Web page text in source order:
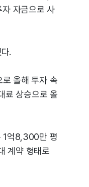
자금으로 사
.
로 올해 투자 속
료 상승으로 올
1억8,300만 평
계약 형태로